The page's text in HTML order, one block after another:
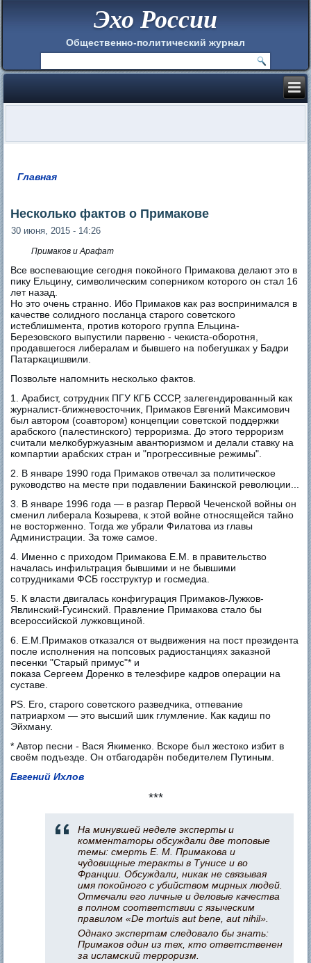
Эхо России
Общественно-политический журнал
Главная
Несколько фактов о Примакове
30 июня, 2015 - 14:26
Примаков и Арафат
Все воспевающие сегодня покойного Примакова делают это в
пику Ельцину, символическим соперником которого он стал 16
лет назад.
Но это очень странно. Ибо Примаков как раз воспринимался в
качестве солидного посланца старого советского
истеблишмента, против которого группа Ельцина-
Березовского выпустили парвеню - чекиста-оборотня,
продавшегося либералам и бывшего на побегушках у Бадри
Патаркацишвили.
Позвольте напомнить несколько фактов.
1. Арабист, сотрудник ПГУ КГБ СССР, залегендированный как
журналист-ближневосточник, Примаков Евгений Максимович
был автором (соавтором) концепции советской поддержки
арабского (палестинского) терроризма. До этого терроризм
считали мелкобуржуазным авантюризмом и делали ставку на
компартии арабских стран и "прогрессивные режимы".
2. В январе 1990 года Примаков отвечал за политическое
руководство на месте при подавлении Бакинской революции...
3. В январе 1996 года — в разгар Первой Чеченской войны он
сменил либерала Козырева, к этой войне относящейся тайно
не восторженно. Тогда же убрали Филатова из главы
Администрации. За тоже самое.
4. Именно с приходом Примакова Е.М. в правительство
началась инфильтрация бывшими и не бывшими
сотрудниками ФСБ госструктур и госмедиа.
5. К власти двигалась конфигурация Примаков-Лужков-
Явлинский-Гусинский. Правление Примакова стало бы
всероссийской лужковщиной.
6. Е.М.Примаков отказался от выдвижения на пост президента
после исполнения на попсовых радиостанциях заказной
песенки "Старый примус"* и
показа Сергеем Доренко в телеэфире кадров операции на
суставе.
PS. Его, старого советского разведчика, отпевание
патриархом — это высший шик глумление. Как кадиш по
Эйхману.
* Автор песни - Вася Якименко. Вскоре был жестоко избит в
своём подъезде. Он отбагодарён победителем Путиным.
Евгений Ихлов
***
На минувшей неделе эксперты и
комментаторы обсуждали две топовые
темы: смерть Е. М. Примакова и
чудовищные теракты в Тунисе и во
Франции. Обсуждали, никак не связывая
имя покойного с убийством мирных людей.
Отмечали его личные и деловые качества
в полном соответствии с языческим
правилом «De mortuis aut bene, aut nihil».
Однако экспертам следовало бы знать:
Примаков один из тех, кто ответственен
за исламский терроризм.